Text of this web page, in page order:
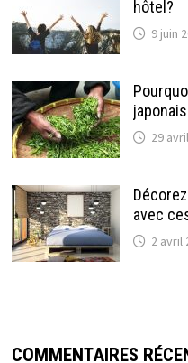
hôtel?
9 juin
29
avec
2 avril
COMMENTAIRES